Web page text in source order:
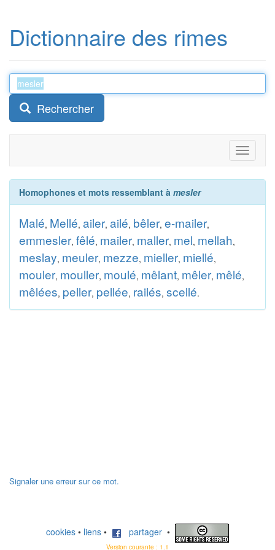
Dictionnaire des rimes
Rechercher
Toggle
Homophones et mots ressemblant à mesler
Malé, Mellé, ailer, ailé, bêler, e-mailer,
emmesler, fêlé, mailer, maller, mel, mellah,
meslay, meuler, mezze, mieller, miellé,
mouler, mouller, moulé, mêlant, mêler, mêlé,
mêlées, peller, pellée, railés, scellé.
Signaler une erreur sur ce mot.
cookies • liens • partager •
Version courante : 1.1